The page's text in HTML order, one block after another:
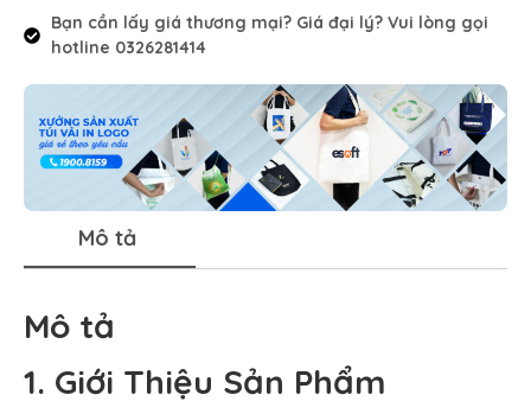
Bạn cần lấy giá thương mại? Giá đại lý? Vui lòng gọi
hotline 0326281414
Mô tả
Mô tả
1. Giới Thiệu Sản Phẩm